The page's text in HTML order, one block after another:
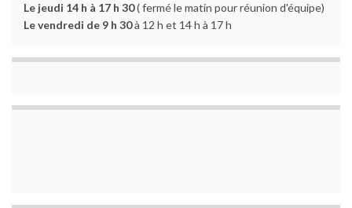
Le jeudi 14 h à 17 h 30( fermé le matin pour réunion d'équipe)
Le vendredi de 9 h 30à 12 h et 14 h à 17 h